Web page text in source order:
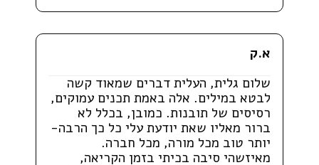
א.ק
שלום גלית, העלית דברים שמאוד קשה
לבטא במילים. אלה באמת תכנים עמוקים,
רסיסים של תובנות. כמובן, בכלל לא
ברור מאליו שאת יודעת עלי כל כך הרבה-
יותר טוב מכל מורה, מכל חברה.
מאיזשהי סיבה בכיתי בזמן הקריאה,